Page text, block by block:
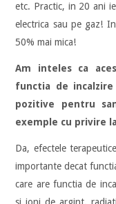
etc. Practic, in 20 ani
electrica sau pe gaz!
50% mai mica!
Am inteles ca
functia de
pozitive pentru
exemple cu privire
Da, efectele
importante decat
care are functia de